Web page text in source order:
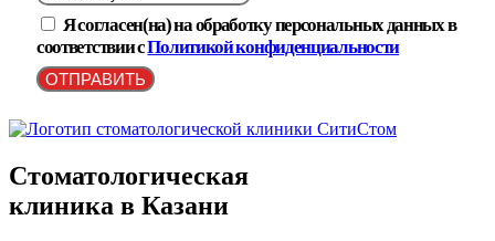
Я согласен(на) на обработку персональных данных в
соответствии сПолитикой конфиденциальности
ОТПРАВИТЬ
Стоматологическая
клиника в Казани